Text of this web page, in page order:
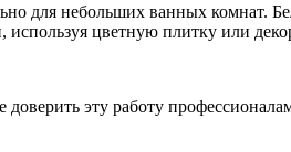
для небольших ванных комнат.
используя цветную плитку или
эту работу